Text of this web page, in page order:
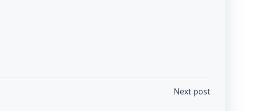
Next post